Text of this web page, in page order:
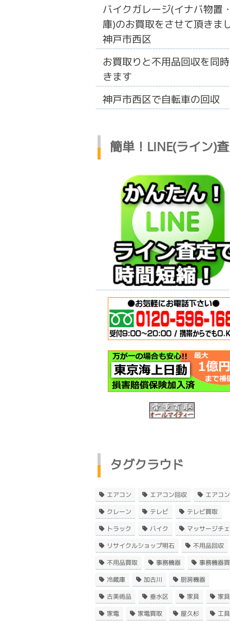
バイクガレージ(イナバ物置
庫)のお買取をさせて頂きま
神戸市西区
お買取りと不用品回収を同
きます
神戸市西区で自転車の回収
簡単！LINE(ライン)
タグクラウド
エアコン エアコン回収 エアコ
クレーン テレビ テレビ買取
トラック バイク マッサージチ
リサイクルショップ明石 不用品回収
不用品買取 事務機器 事務機器
冷蔵庫 加古川 厨房機器
古美術品 垂水区 家具 家
家電 家電買取 屋久杉 工具